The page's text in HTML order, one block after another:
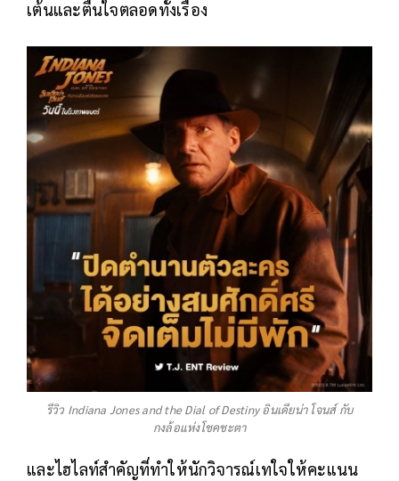
เต้นและตื่นใจตลอดทั้งเรื่อง
รีวิว Indiana Jones and the Dial of Destiny อินเดียน่า โจนส์ กับ
กงล้อแห่งโชคชะตา
และไฮไลท์สำคัญที่ทำให้นักวิจารณ์เทใจให้คะแนน